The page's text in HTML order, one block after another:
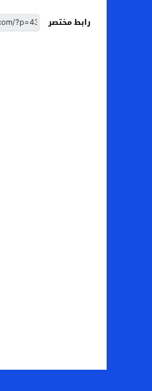
رابط مختصر